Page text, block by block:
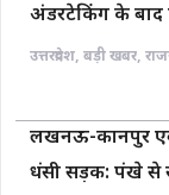
अंडरटेकिंग के बाद
उत्तरप्रदेश, बड़ी खबर,
लखनऊ-कानपुर
धंसी सड़क: पंखे से